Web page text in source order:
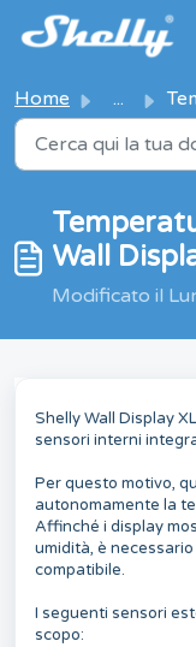
Salta al contenuto
Home ...
Wall
Modificato il
Shelly Wall Display
sensori interni
Per questo motivo,
autonomamente la
Affinché i display
umidità, è
compatibile.
I seguenti sensori
scopo: